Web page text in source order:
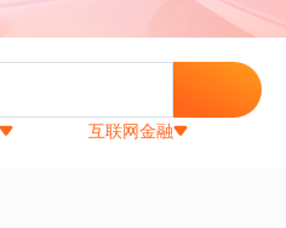
互联网金融